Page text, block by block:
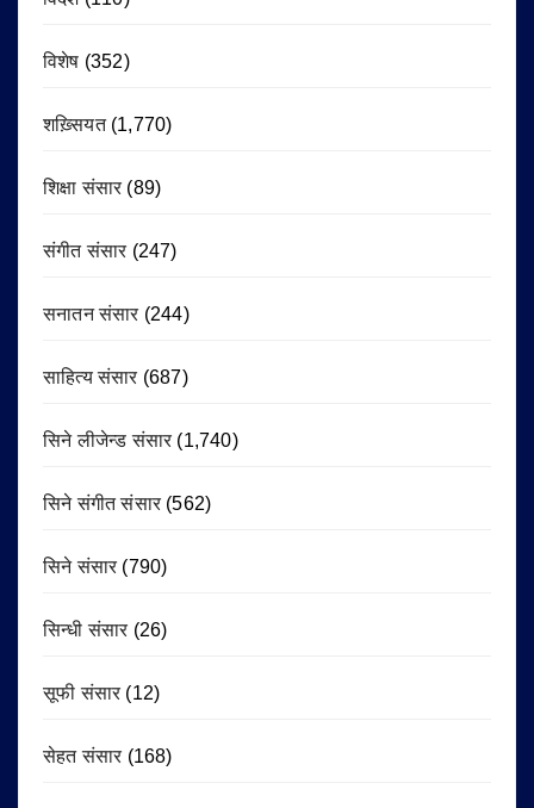
विशेष (352)
शख़्सियत(1,770)
शिक्षा संसार (89)
संगीत संसार (247)
सनातन संसार (244)
साहित्य संसार (687)
सिने लीजेन्ड संसार (1,740)
सिने संगीत संसार (562)
सिने संसार (790)
सिन्धी संसार (26)
सूफी संसार (12)
सेहत संसार (168)